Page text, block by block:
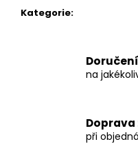
Kategorie:
na
při
749
Kč